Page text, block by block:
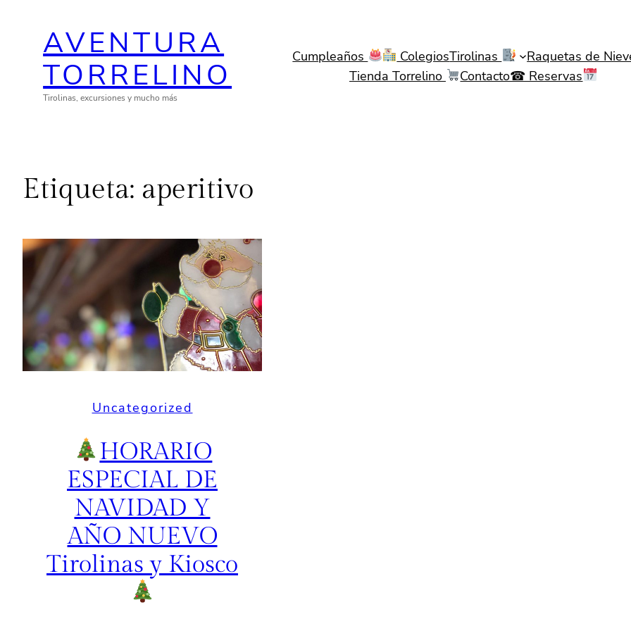
contenidoAVENTURA
TORRELINO
Tirolinas, excursiones y mucho más
Cumpleaños ColegiosTirolinas
Raquetas de
Tienda Torrelino
Contacto☎ Reservas
Etiqueta: aperitivo
Uncategorized
HORARIO
ESPECIAL DE
NAVIDAD Y
AÑO NUEVO
Tirolinas y Kiosco